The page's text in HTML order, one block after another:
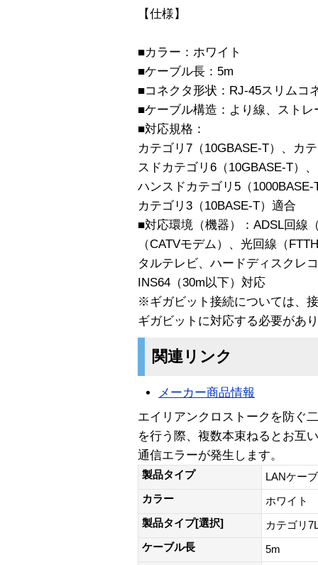
【仕様】
■カラー：ホワイト
■ケーブル長：5m
■コネクタ形状：RJ-45スリムコ
■ケーブル構造：より線、ストレ
■対応規格：
カテゴリ7（10GBASE-T）、カ
スドカテゴリ6（10GBASE-T）
ハンスドカテゴリ5（
カテゴリ3（10BASE-T）適合
■対応環境（機器）：ADSL回線
（CATVモデム）、光回線（
タルテレビ、ハードディスクレ
INS64（30m以下）対応
※ギガビット接続については、
ギガビットに対応する必要があ
関連リンク
メーカー商品情報
エイリアンクロストークを防ぐ
を行う際、複数本束ねるとお互
通信エラーが発生します。
製品タイプ
LANケー
カラー
ホワイト
製品タイプ[選択]
カテゴリ
ケーブル長
5m